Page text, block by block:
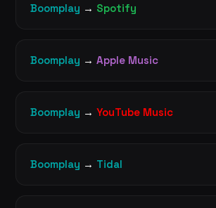
Boomplay → Spotify
Boomplay → Apple Music
Boomplay → YouTube Music
Boomplay → Tidal